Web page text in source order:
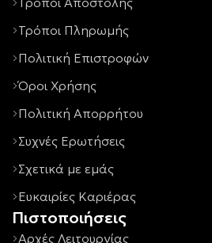
Τρόποι Πληρωμής
Πολιτική Επιστροφών
Όροι Χρήσης
Πολιτική Απορρήτου
Συχνές Ερωτήσεις
Σχετικά με εμάς
Ευκαιρίες Καριέρας
Πιστοποιήσεις
Αρχές Λειτουργίας